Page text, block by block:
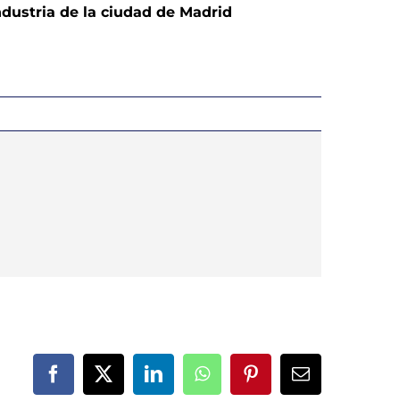
de la ciudad de Madrid
Facebook
X LinkedInWhatsAppPinterestCorreo
electrónico